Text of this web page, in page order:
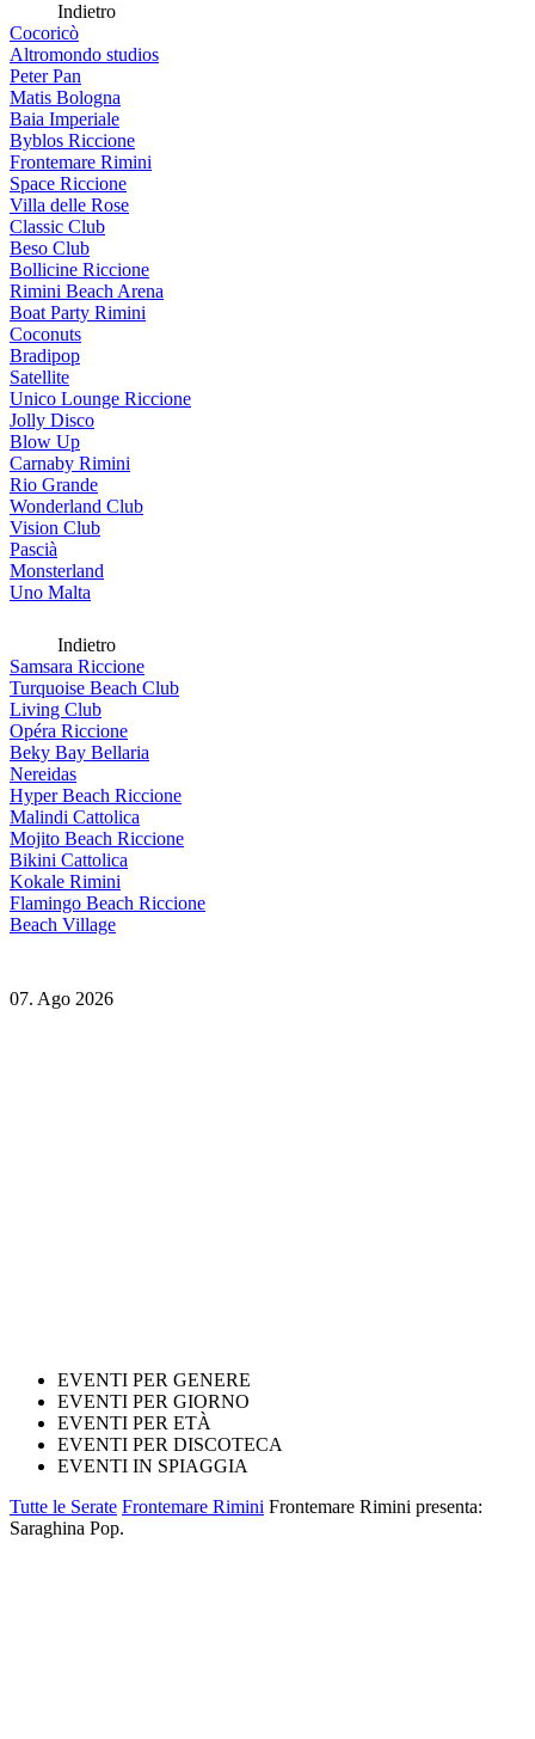
Indietro
Cocoricò
Altromondo studios
Peter Pan
Matis Bologna
Baia Imperiale
Byblos Riccione
Frontemare Rimini
Space Riccione
Villa delle Rose
Classic Club
Beso Club
Bollicine Riccione
Rimini Beach Arena
Boat Party Rimini
Coconuts
Bradipop
Satellite
Unico Lounge Riccione
Jolly Disco
Blow Up
Carnaby Rimini
Rio Grande
Wonderland Club
Vision Club
Pascià
Monsterland
Uno Malta
Indietro
Samsara Riccione
Turquoise Beach Club
Living Club
Opéra Riccione
Beky Bay Bellaria
Nereidas
Hyper Beach Riccione
Malindi Cattolica
Mojito Beach Riccione
Bikini Cattolica
Kokale Rimini
Flamingo Beach Riccione
Beach Village
07. Ago 2026
EVENTI PER GENERE
EVENTI PER GIORNO
EVENTI PER ETÀ
EVENTI PER DISCOTECA
EVENTI IN SPIAGGIA
Tutte le Serate Frontemare Rimini Frontemare Rimini presenta:
Saraghina Pop.